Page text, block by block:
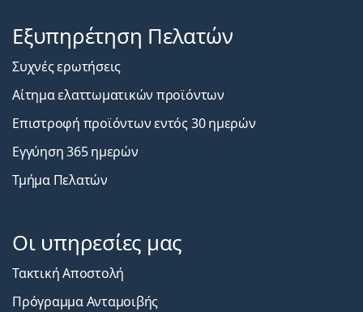
Εξυπηρέτηση Πελατών
Συχνές ερωτήσεις
Αίτημα ελαττωματικών προϊόντων
Επιστροφή προϊόντων εντός 30 ημερών
Εγγύηση 365 ημερών
Τμήμα Πελατών
Οι υπηρεσίες μας
Τακτική Αποστολή
Πρόγραμμα Ανταμοιβής